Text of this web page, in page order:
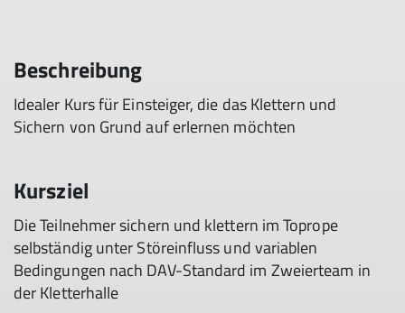
Beschreibung
Idealer Kurs für Einsteiger, die das Klettern und
Sichern von Grund auf erlernen möchten
Kursziel
Die Teilnehmer sichern und klettern im Toprope
selbständig unter Störeinfluss und variablen
Bedingungen nach DAV-Standard im Zweierteam in
der Kletterhalle